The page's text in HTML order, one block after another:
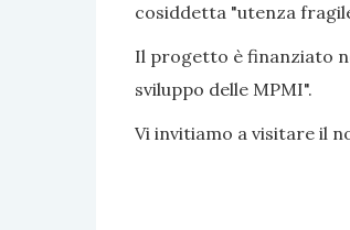
cosiddetta "utenza
Il progetto è finanziato
sviluppo delle MPMI".
Vi invitiamo a visitare il